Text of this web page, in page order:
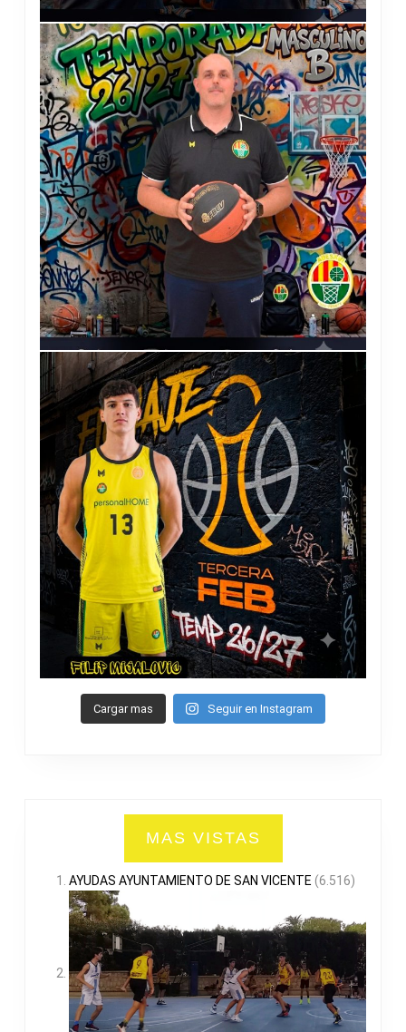
Cargar mas Seguir en Instagram
MAS VISTAS
AYUDAS AYUNTAMIENTO DE SAN VICENTE (6.516)